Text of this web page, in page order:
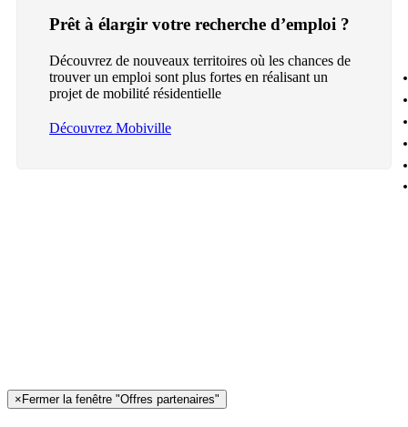
Prêt à élargir votre recherche d’emploi ?
Découvrez de nouveaux territoires où les chances de
trouver un emploi sont plus fortes en réalisant un
projet de mobilité résidentielle
Découvrez Mobiville
× Fermer la fenêtre "Offres partenaires"